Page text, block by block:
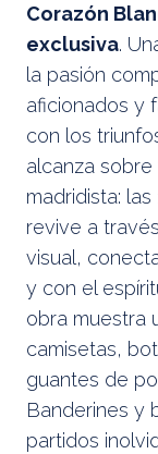
Corazón
exclusiva.
la pasión
aficionados y
con los
alcanza
madridista:
revive a
visual,
y con el
obra muestra
camisetas,
guantes de
Banderines y
partidos